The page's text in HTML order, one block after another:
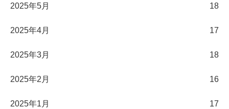
2025年5月 18
2025年4月 17
2025年3月 18
2025年2月 16
2025年1月 17